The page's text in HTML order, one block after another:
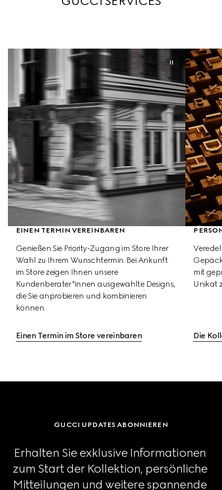
EINEN TERMIN VEREINBAREN
Genießen Sie Priority-Zugang im Store Ihrer
Wahl zu Ihrem Wunschtermin. Bei Ankunft
im Store zeigen Ihnen unsere
Kundenberater*innen ausgewählte Designs,
die Sie anprobieren und kombinieren
können.
Einen Termin im Store vereinbaren
mit
Unikat
Die
GUCCI UPDATES ABONNIEREN
Erhalten Sie exklusive Informationen
zum Start der Kollektion, persönliche
Mitteilungen und weitere spannende